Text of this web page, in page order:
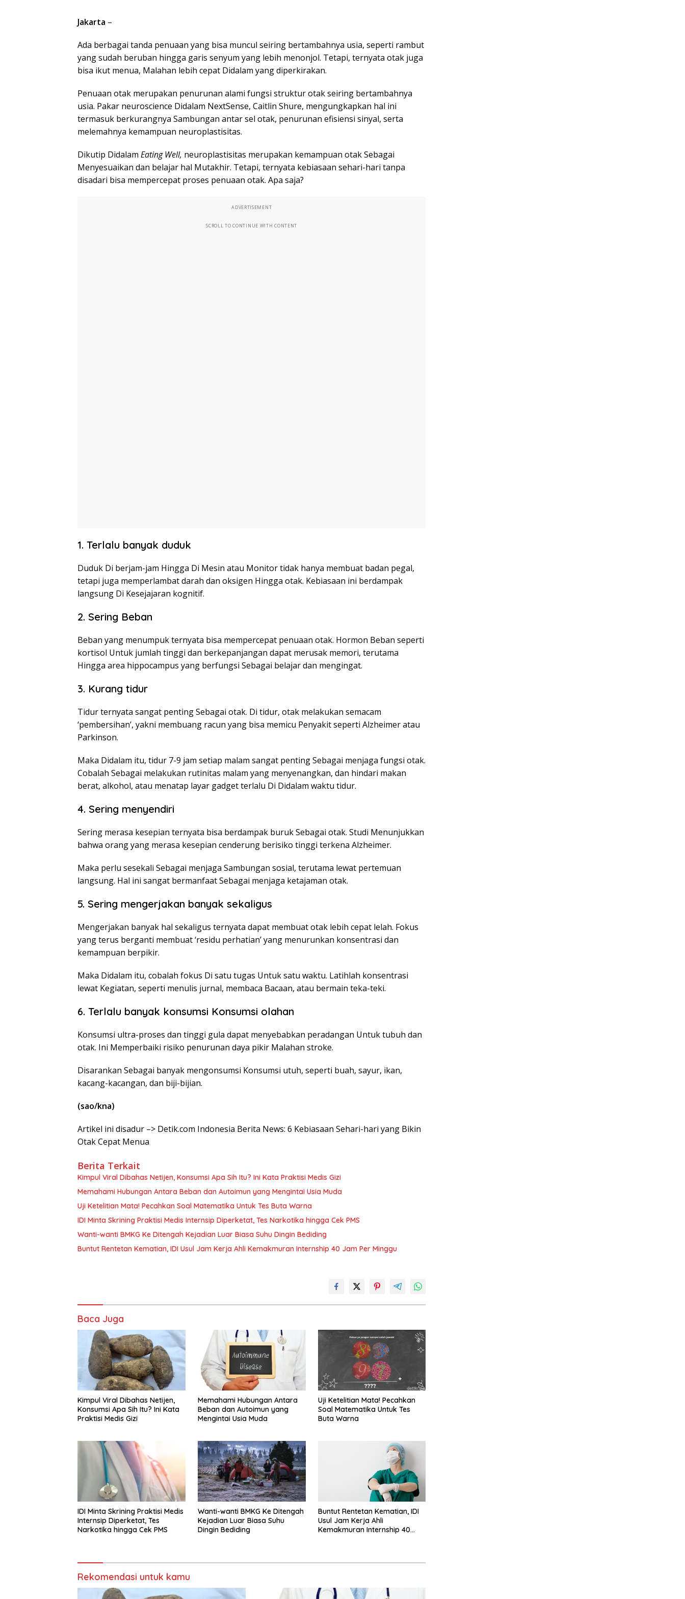
Jakarta –
Ada berbagai tanda penuaan yang bisa muncul seiring bertambahnya usia, seperti rambut
yang sudah beruban hingga garis senyum yang lebih menonjol. Tetapi, ternyata otak juga
bisa ikut menua, Malahan lebih cepat Didalam yang diperkirakan.
Penuaan otak merupakan penurunan alami fungsi struktur otak seiring bertambahnya
usia. Pakar neuroscience Didalam NextSense, Caitlin Shure, mengungkapkan hal ini
termasuk berkurangnya Sambungan antar sel otak, penurunan efisiensi sinyal, serta
melemahnya kemampuan neuroplastisitas.
Dikutip Didalam Eating Well, neuroplastisitas merupakan kemampuan otak Sebagai
Menyesuaikan dan belajar hal Mutakhir. Tetapi, ternyata kebiasaan sehari-hari tanpa
disadari bisa mempercepat proses penuaan otak. Apa saja?
ADVERTISEMENT
SCROLL TO CONTINUE WITH CONTENT
1. Terlalu banyak duduk
Duduk Di berjam-jam Hingga Di Mesin atau Monitor tidak hanya membuat badan pegal,
tetapi juga memperlambat darah dan oksigen Hingga otak. Kebiasaan ini berdampak
langsung Di Kesejajaran kognitif.
2. Sering Beban
Beban yang menumpuk ternyata bisa mempercepat penuaan otak. Hormon Beban seperti
kortisol Untuk jumlah tinggi dan berkepanjangan dapat merusak memori, terutama
Hingga area hippocampus yang berfungsi Sebagai belajar dan mengingat.
3. Kurang tidur
Tidur ternyata sangat penting Sebagai otak. Di tidur, otak melakukan semacam
‘pembersihan’, yakni membuang racun yang bisa memicu Penyakit seperti Alzheimer atau
Parkinson.
Maka Didalam itu, tidur 7-9 jam setiap malam sangat penting Sebagai menjaga fungsi otak.
Cobalah Sebagai melakukan rutinitas malam yang menyenangkan, dan hindari makan
berat, alkohol, atau menatap layar gadget terlalu Di Didalam waktu tidur.
4. Sering menyendiri
Sering merasa kesepian ternyata bisa berdampak buruk Sebagai otak. Studi Menunjukkan
bahwa orang yang merasa kesepian cenderung berisiko tinggi terkena Alzheimer.
Maka perlu sesekali Sebagai menjaga Sambungan sosial, terutama lewat pertemuan
langsung. Hal ini sangat bermanfaat Sebagai menjaga ketajaman otak.
5. Sering mengerjakan banyak sekaligus
Mengerjakan banyak hal sekaligus ternyata dapat membuat otak lebih cepat lelah. Fokus
yang terus berganti membuat ‘residu perhatian’ yang menurunkan konsentrasi dan
kemampuan berpikir.
Maka Didalam itu, cobalah fokus Di satu tugas Untuk satu waktu. Latihlah konsentrasi
lewat Kegiatan, seperti menulis jurnal, membaca Bacaan, atau bermain teka-teki.
6. Terlalu banyak konsumsi Konsumsi olahan
Konsumsi ultra-proses dan tinggi gula dapat menyebabkan peradangan Untuk tubuh dan
otak. Ini Memperbaiki risiko penurunan daya pikir Malahan stroke.
Disarankan Sebagai banyak mengonsumsi Konsumsi utuh, seperti buah, sayur, ikan,
kacang-kacangan, dan biji-bijian.
(sao/kna)
Artikel ini disadur –> Detik.com Indonesia Berita News: 6 Kebiasaan Sehari-hari yang Bikin
Otak Cepat Menua
Berita Terkait
Kimpul Viral Dibahas Netijen, Konsumsi Apa Sih Itu? Ini Kata Praktisi Medis Gizi
Memahami Hubungan Antara Beban dan Autoimun yang Mengintai Usia Muda
Uji Ketelitian Mata! Pecahkan Soal Matematika Untuk Tes Buta Warna
IDI Minta Skrining Praktisi Medis Internsip Diperketat, Tes Narkotika hingga Cek PMS
Wanti-wanti BMKG Ke Ditengah Kejadian Luar Biasa Suhu Dingin Bediding
Buntut Rentetan Kematian, IDI Usul Jam Kerja Ahli Kemakmuran Internship 40 Jam Per Minggu
Baca Juga
Kimpul Viral Dibahas Netijen,
Konsumsi Apa Sih Itu? Ini Kata
Praktisi Medis Gizi
Memahami Hubungan Antara
Beban dan Autoimun yang
Mengintai Usia Muda
Uji Ketelitian Mata! Pecahkan
Soal Matematika Untuk Tes
Buta Warna
IDI Minta Skrining Praktisi Medis
Internsip Diperketat, Tes
Narkotika hingga Cek PMS
Wanti-wanti BMKG Ke Ditengah
Kejadian Luar Biasa Suhu
Dingin Bediding
Buntut Rentetan Kematian, IDI
Usul Jam Kerja Ahli
Kemakmuran Internship 40
Rekomendasi untuk kamu